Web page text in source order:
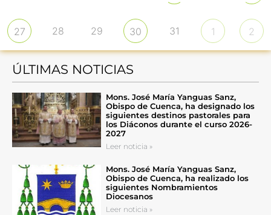
27 28 29 30 31 1 2
ÚLTIMAS NOTICIAS
Mons. José María Yanguas Sanz,
Obispo de Cuenca, ha designado los
siguientes destinos pastorales para
los Diáconos durante el curso 2026-
2027
Leer noticia »
Mons. José María Yanguas Sanz,
Obispo de Cuenca, ha realizado los
siguientes Nombramientos
Diocesanos
Leer noticia »